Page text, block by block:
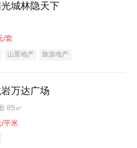
光城林隐天下
/套
山景地产 旅游地产
万达广场
85㎡
/平米